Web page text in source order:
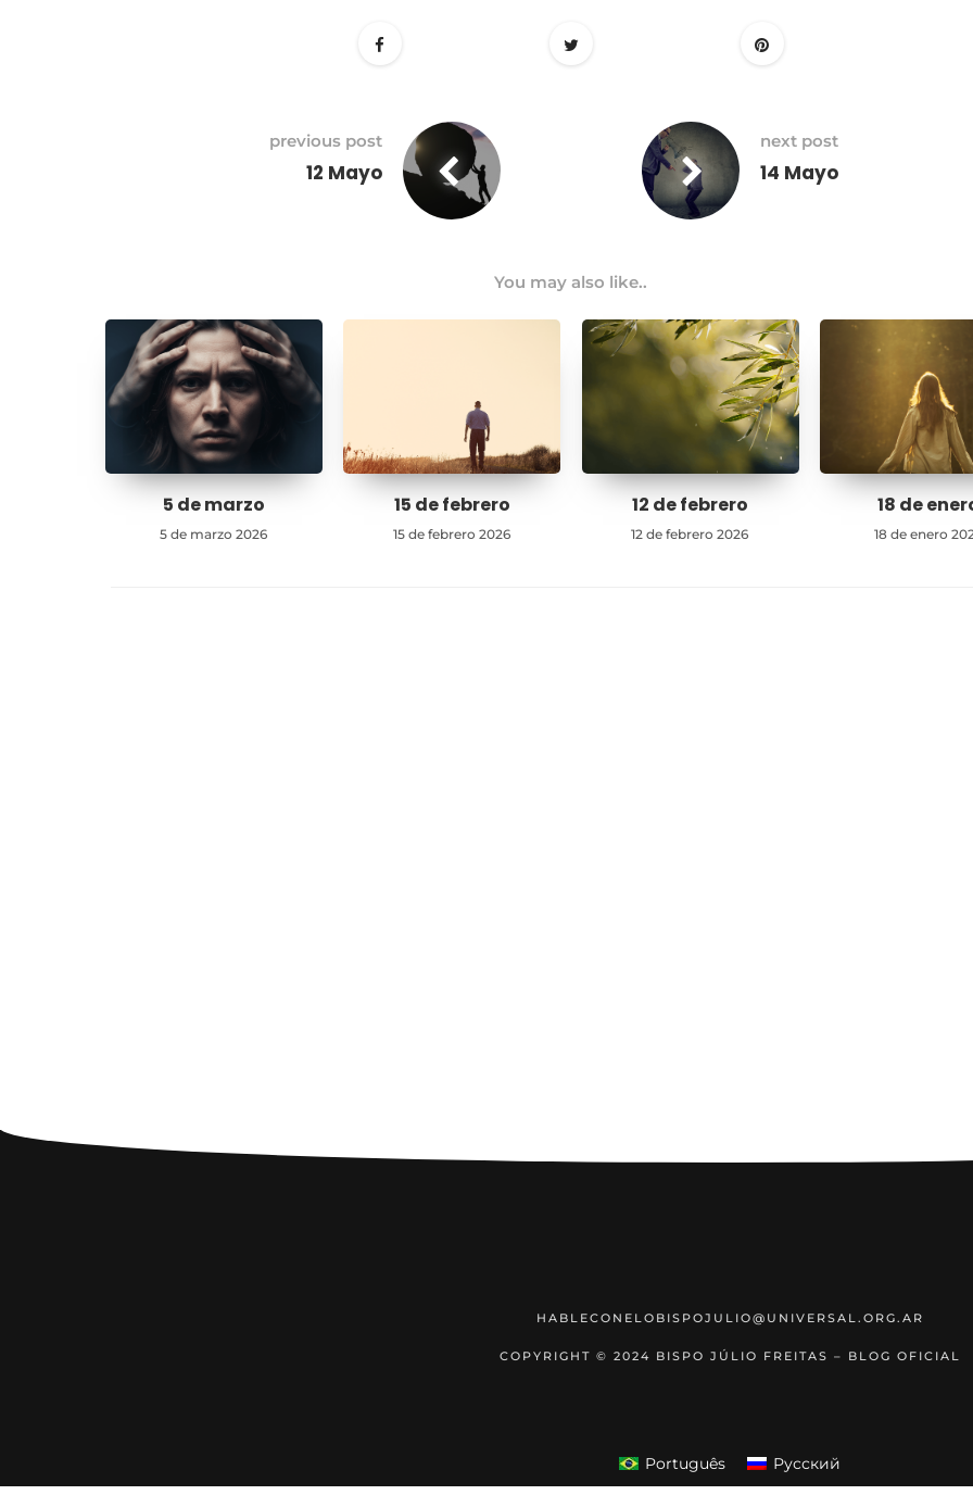
previous post
12 Mayo
next post
14 Mayo
You may also like..
5 de marzo
5 de marzo 2026
15 de febrero
15 de febrero 2026
12 de febrero
12 de febrero 2026
18 de
18 de enero
HABLECONELOBISPOJULIO@UNIVERSAL.ORG.AR
COPYRIGHT © 2024 BISPO JÚLIO FREITAS – BLOG OFICIAL
Português Русский